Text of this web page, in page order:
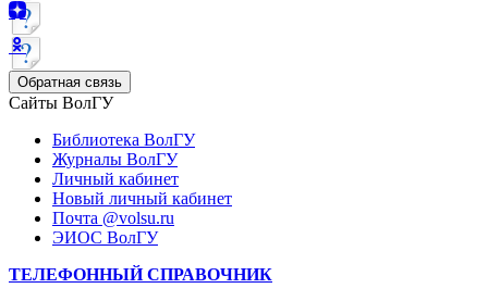
Обратная связь
Сайты ВолГУ
Библиотека ВолГУ
Журналы ВолГУ
Личный кабинет
Новый личный кабинет
Почта @volsu.ru
ЭИОС ВолГУ
ТЕЛЕФОННЫЙ СПРАВОЧНИК